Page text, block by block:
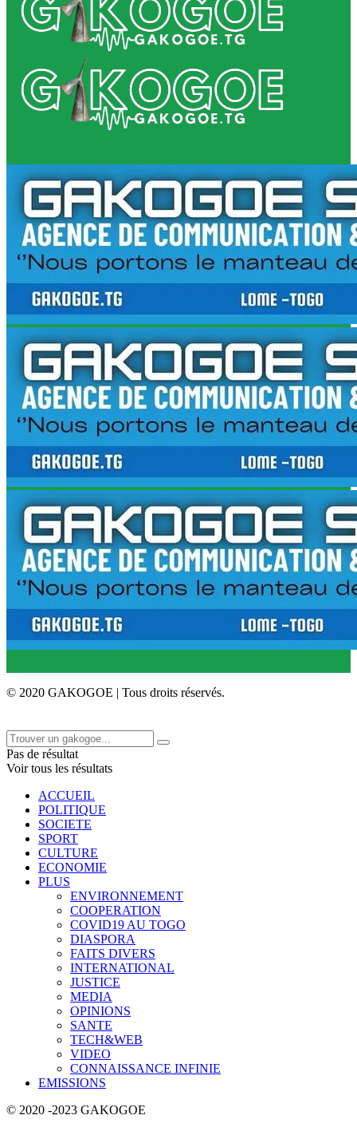
© 2020 GAKOGOE | Tous droits réservés.
Pas de résultat
Voir tous les résultats
ACCUEIL
POLITIQUE
SOCIETE
SPORT
CULTURE
ECONOMIE
PLUS
ENVIRONNEMENT
COOPERATION
COVID19 AU TOGO
DIASPORA
FAITS DIVERS
INTERNATIONAL
JUSTICE
MEDIA
OPINIONS
SANTE
TECH&WEB
VIDEO
CONNAISSANCE INFINIE
EMISSIONS
© 2020 -2023 GAKOGOE